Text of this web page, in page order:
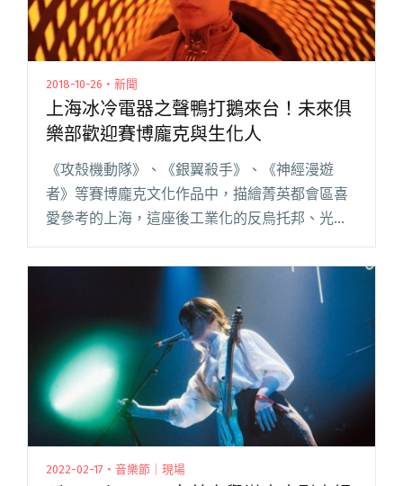
2018-10-26・新聞
上海冰冷電器之聲鴨打鵝來台！未來俱
樂部歡迎賽博龐克與生化人
《攻殼機動隊》、《銀翼殺手》、《神經漫遊
者》等賽博龐克文化作品中，描繪菁英都會區喜
愛參考的上海，這座後工業化的反烏托邦、光鮮
亮麗地乘載著瘋狂的未來主義都市，孕育了冷
調、實驗感卻鮮活有機的「鴨打鵝」（Duck
Fight Goose），他們透閱讀全文 "上海冰冷電器
之聲鴨打鵝來台！未來俱樂部歡迎賽博龐克與生
化人"
2022-02-17・音樂節｜現場